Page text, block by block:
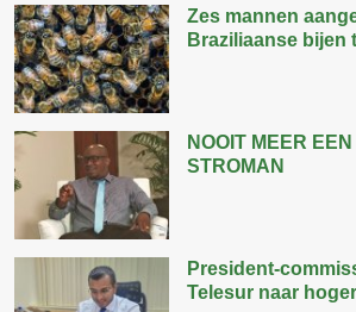
Zes mannen
Braziliaanse bijen
NOOIT MEER
STROMAN
President-
Telesur naar